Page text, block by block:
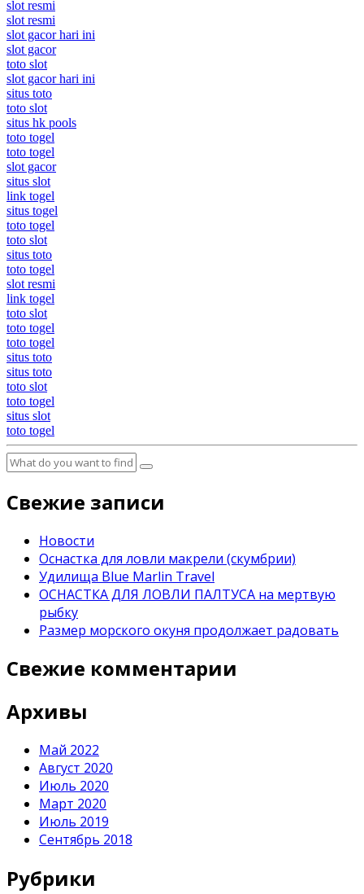
slot resmi
slot resmi
slot gacor hari ini
slot gacor
toto slot
slot gacor hari ini
situs toto
toto slot
situs hk pools
toto togel
toto togel
slot gacor
situs slot
link togel
situs togel
toto togel
toto slot
situs toto
toto togel
slot resmi
link togel
toto slot
toto togel
toto togel
situs toto
situs toto
toto slot
toto togel
situs slot
toto togel
Свежие записи
Новости
Оснастка для ловли макрели (скумбрии)
Удилища Blue Marlin Travel
ОСНАСТКА ДЛЯ ЛОВЛИ ПАЛТУСА на мертвую
рыбку
Размер морского окуня продолжает радовать
Свежие комментарии
Архивы
Май 2022
Август 2020
Июль 2020
Март 2020
Июль 2019
Сентябрь 2018
Рубрики